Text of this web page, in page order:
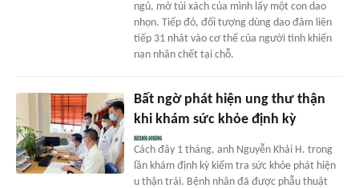
ngủ, mở túi xách của mình lấy một con dao
nhọn. Tiếp đó, đối tượng dùng dao đâm liên
tiếp 31 nhát vào cơ thể của người tình khiến
nạn nhân chết tại chỗ.
Bất ngờ phát hiện ung thư thận
khi khám sức khỏe định kỳ
Cách đây 1 tháng, anh Nguyễn Khải H. trong
lần khám định kỳ kiểm tra sức khỏe phát hiện
u thận trái. Bệnh nhân đã được phẫu thuật